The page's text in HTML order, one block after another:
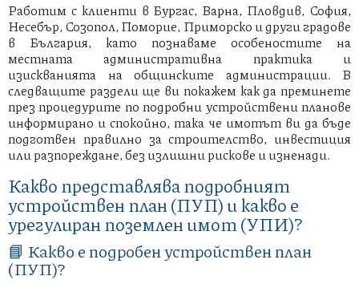
Работим с клиенти в Бургас, Варна, Пловдив, София,
Несебър, Созопол, Поморие, Приморско и други градове
в България, като познаваме особеностите на
местната административна практика и
изискванията на общинските администрации. В
следващите раздели ще ви покажем как да преминете
през процедурите по подробни устройствени планове
информирано и спокойно, така че имотът ви да бъде
подготвен правилно за строителство, инвестиция
или разпореждане, без излишни рискове и изненади.
Какво представлява подробният
устройствен план (ПУП) и какво е
урегулиран поземлен имот (УПИ)?
📘 Какво е подробен устройствен план
(ПУП)?